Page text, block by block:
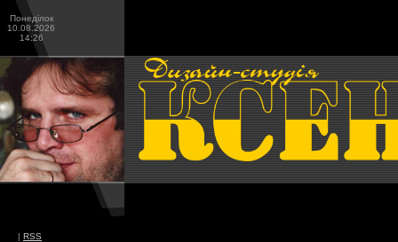
Понеділок
10.08.2026
14:26
| RSS